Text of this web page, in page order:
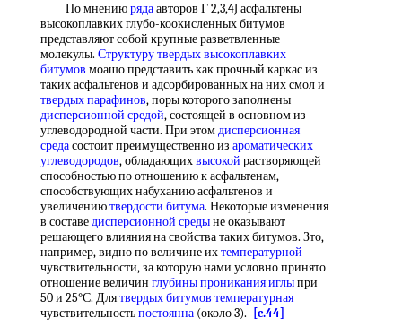
По мнениюрядаавторов Г 2,3,4J асфальтены
высокоплавких глубо-коокисленных битумов
представляют собой крупные разветвленные
молекулы. Структуру твердыхвысокоплавких
битумов моашо представить как прочный каркас из
таких асфальтенов и адсорбированных на них смол и
твердых парафинов, поры которого заполнены
дисперсионной средой, состоящей в основном из
углеводородной части. При этомдисперсионная
средасостоит преимущественно из ароматических
углеводородов, обладающихвысокой растворяющей
способностью по отношению к асфальтенам,
способствующих набуханию асфальтенов и
увеличениютвердости битума. Некоторые изменения
в составедисперсионной средыне оказывают
решающего влияния на свойства таких битумов. Зто,
например, видно по величине ихтемпературной
чувствительности, за которую нами условно принято
отношение величин глубины проникания иглыпри
50 и 25°С. Длятвердых битумов температурная
чувствительностьпостоянна (около 3).
[c.44]